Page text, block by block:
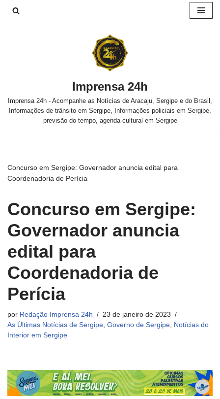
Imprensa 24h
Imprensa 24h - Acompanhe as Notícias de Aracaju, Sergipe e do Brasil,
Informações de trânsito em Sergipe, Informações policiais em Sergipe,
previsão do tempo, agenda cultural em Sergipe
Concurso em Sergipe: Governador anuncia edital para
Coordenadoria de Perícia
Concurso em Sergipe:
Governador anuncia
edital para
Coordenadoria de
Perícia
por Redação Imprensa 24h
23 de janeiro de 2023
As Últimas Notícias de Sergipe, Governo de Sergipe, Notícias do
Interior em Sergipe